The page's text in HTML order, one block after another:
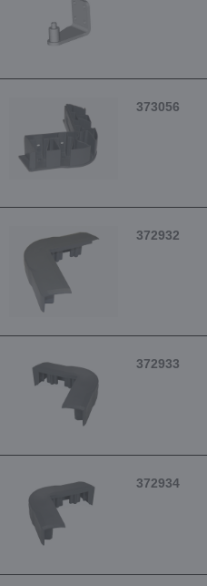
373056
372932
372933
372934